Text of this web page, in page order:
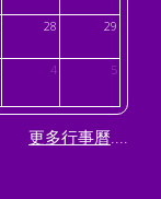
28 29
4 5
更多行事曆....